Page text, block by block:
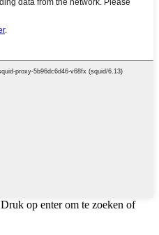
Druk op enter om te zoeken of